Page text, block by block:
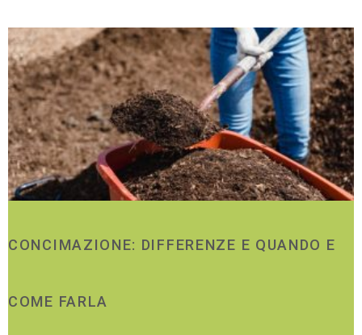
CONCIMAZIONE: DIFFERENZE E QUANDO E
COME FARLA